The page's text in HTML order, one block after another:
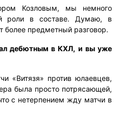
Козловым, мы немного
роли в составе. Думаю, в
более предметный разговор.
дебютным в КХЛ, и вы уже
«Витязя» против юлаевцев,
была просто потрясающей,
с нетерпением жду матчи в